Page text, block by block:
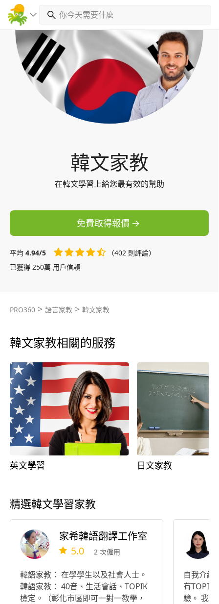
韓文家教
在韓文學習上給您最有效的幫助
免費取得報價
平均 4.94/5
（402 則評論）
已獲得 250萬 用戶信賴
PRO360 > 語言家教 > 韓文家教
韓文家教相關的服務
英文學習 日文家教
精選韓文學習家教
家希韓語翻譯工作室
5.0 2 次僱用
韓語家教： 在學學生以及社會人士。
韓語家教： 40音、生活會話、TOPIK
檢定。（彰化市區即可一對一教學，
自我介紹
有TOPIK
驗。 我